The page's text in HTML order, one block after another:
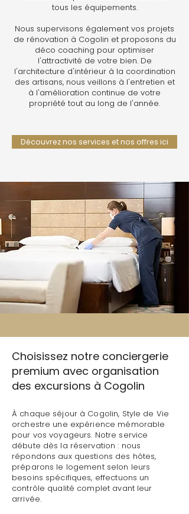
tous les équipements.
Nous supervisons également vos projets
de rénovation à Cogolin et proposons du
déco coaching pour optimiser
l'attractivité de votre bien. De
l'architecture d'intérieur à la coordination
des artisans, nous veillons à l'entretien et
à l'amélioration continue de votre
propriété tout au long de l'année.
Découvrez nos services et nos offres ici
Choisissez notre conciergerie
premium avec organisation
des excursions à Cogolin
À chaque séjour à Cogolin, Style de Vie
orchestre une expérience mémorable
pour vos voyageurs. Notre service
débute dès la réservation : nous
répondons aux questions des hôtes,
préparons le logement selon leurs
besoins spécifiques, effectuons un
contrôle qualité complet avant leur
arrivée.